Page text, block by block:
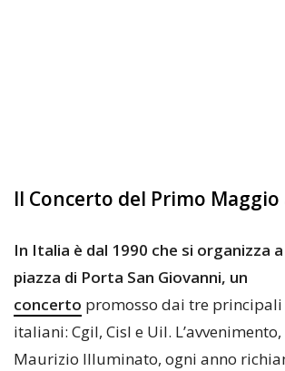
Il Concerto del Primo Maggio
In Italia è dal 1990 che si organizza
piazza di Porta San Giovanni, un
concerto promosso dai tre
italiani: Cgil, Cisl e Uil.
Maurizio Illuminato, ogni anno